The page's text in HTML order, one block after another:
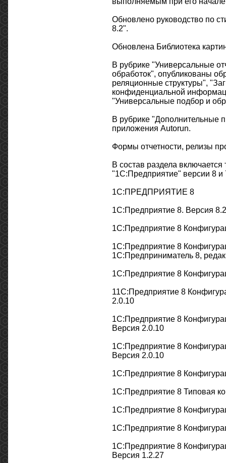
Обновлено руководство по
8.2".
Обновлена Библиотека
В рубрике "Универсальные
обработок", опубликованы
реляционные структуры",
конфиденциальной
"Универсальные подбор и
В рубрике "Дополнительные
приложения Autorun.
Формы отчетности, релизы
В состав раздела
"1С:Предприятие" версии 8 и
1С:ПРЕДПРИЯТИЕ 8
1С:Предприятие 8. Версия
1С:Предприятие 8
1С:Предприятие 8
1С:Предприниматель 8,
1С:Предприятие 8
11С:Предприятие 8
2.0.10
1С:Предприятие 8
Версия 2.0.10
1С:Предприятие 8
Версия 2.0.10
1С:Предприятие 8
1С:Предприятие 8 Типовая
1С:Предприятие 8
1С:Предприятие 8
1С:Предприятие 8
Версия 1.2.27